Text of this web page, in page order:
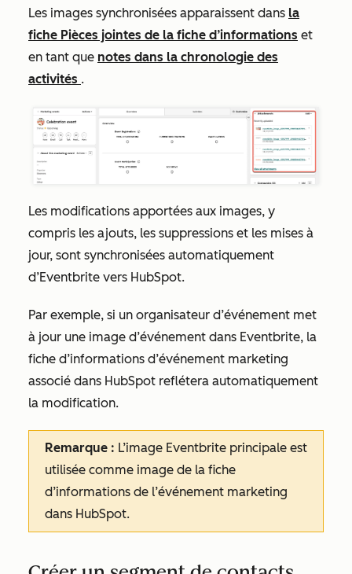
Les images synchronisées apparaissent dans la
fiche Pièces jointes de la fiche d’informations et
en tant que notes dans la chronologie des
activités .
Les modifications apportées aux images, y
compris les ajouts, les suppressions et les mises à
jour, sont synchronisées automatiquement
d’Eventbrite vers HubSpot.
Par exemple, si un organisateur d’événement met
à jour une image d’événement dans Eventbrite, la
fiche d’informations d’événement marketing
associé dans HubSpot reflétera automatiquement
la modification.
Remarque : L’image Eventbrite principale est
utilisée comme image de la fiche
d’informations de l’événement marketing
dans HubSpot.